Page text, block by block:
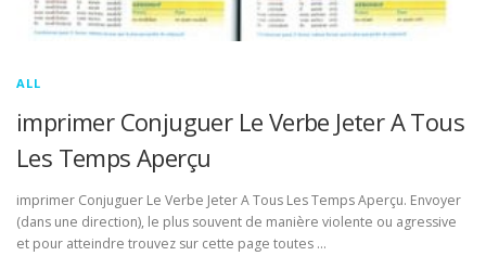
ALL
imprimer Conjuguer Le Verbe Jeter A Tous
Les Temps Aperçu
imprimer Conjuguer Le Verbe Jeter A Tous Les Temps Aperçu. Envoyer
(dans une direction), le plus souvent de manière violente ou agressive
et pour atteindre trouvez sur cette page toutes …